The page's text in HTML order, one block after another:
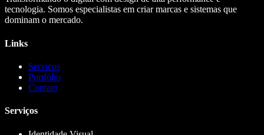
tecnologia. Somos especialistas em criar marcas e sistemas que
dominam o mercado.
Links
Serviços
Portfólio
Contato
Serviços